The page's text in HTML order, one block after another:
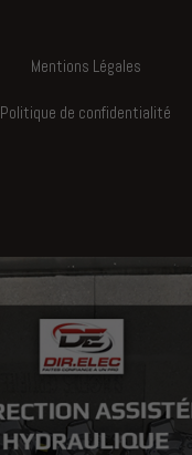
Mentions Légales
Politique de confidentialité